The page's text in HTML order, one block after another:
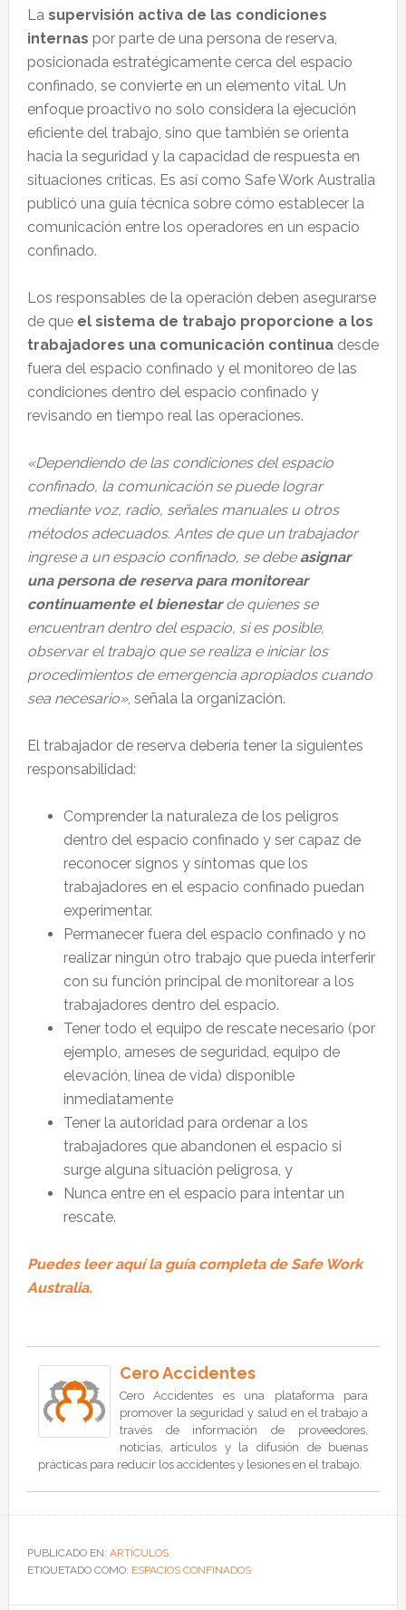
La supervisión activa de las condiciones
internas por parte de una persona de reserva,
posicionada estratégicamente cerca del espacio
confinado, se convierte en un elemento vital. Un
enfoque proactivo no solo considera la ejecución
eficiente del trabajo, sino que también se orienta
hacia la seguridad y la capacidad de respuesta en
situaciones críticas. Es así como Safe Work Australia
publicó una guía técnica sobre cómo establecer la
comunicación entre los operadores en un espacio
confinado.
Los responsables de la operación deben asegurarse
de que el sistema de trabajo proporcione a los
trabajadores una comunicación continuadesde
fuera del espacio confinado y el monitoreo de las
condiciones dentro del espacio confinado y
revisando en tiempo real las operaciones.
«Dependiendo de las condiciones del espacio
confinado, la comunicación se puede lograr
mediante voz, radio, señales manuales u otros
métodos adecuados. Antes de que un trabajador
ingrese a un espacio confinado, se debe asignar
una persona de reserva para monitorear
continuamente el bienestarde quienes se
encuentran dentro del espacio, si es posible,
observar el trabajo que se realiza e iniciar los
procedimientos de emergencia apropiados cuando
sea necesario», señala la organización.
El trabajador de reserva debería tener la siguientes
responsabilidad:
Comprender la naturaleza de los peligros
dentro del espacio confinado y ser capaz de
reconocer signos y síntomas que los
trabajadores en el espacio confinado puedan
experimentar.
Permanecer fuera del espacio confinado y no
realizar ningún otro trabajo que pueda interferir
con su función principal de monitorear a los
trabajadores dentro del espacio.
Tener todo el equipo de rescate necesario (por
ejemplo, arneses de seguridad, equipo de
elevación, línea de vida) disponible
inmediatamente
Tener la autoridad para ordenar a los
trabajadores que abandonen el espacio si
surge alguna situación peligrosa, y
Nunca entre en el espacio para intentar un
rescate.
Puedes leer aquí la guía completa de Safe Work
Australia.
Cero Accidentes
Cero Accidentes es una plataforma para
promover la seguridad y salud en el trabajo a
través de información de proveedores,
noticias, artículos y la difusión de buenas
prácticas para reducir los accidentes y lesiones en el trabajo.
PUBLICADO EN: ARTÍCULOS
ETIQUETADO COMO: ESPACIOS CONFINADOS